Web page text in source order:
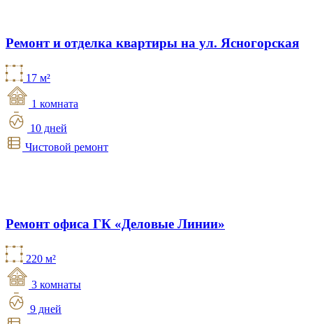
Ремонт и отделка квартиры на ул. Ясногорская
17 м²
1 комната
10 дней
Чистовой ремонт
Ремонт офиса ГК «Деловые Линии»
220 м²
3 комнаты
9 дней